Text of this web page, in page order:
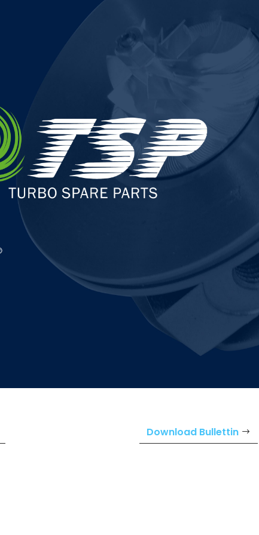
Download Bullettin